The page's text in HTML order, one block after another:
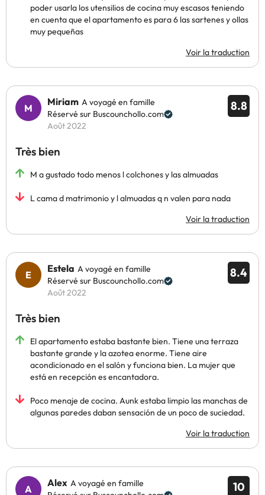
poder usarla los utensilios de cocina muy escasos teniendo
en cuenta que el apartamento es para 6 las sartenes y ollas
muy pequeñas
Voir la traduction
8.8
Miriam A voyagé en famille
Réservé sur Buscounchollo.com
Août 2022
Très bien
M a gustado todo menos l colchones y las almuadas
L cama d matrimonio y l almuadas q n valen para nada
Voir la traduction
8.4
Estela A voyagé en famille
Réservé sur Buscounchollo.com
Août 2022
Très bien
El apartamento estaba bastante bien. Tiene una terraza
bastante grande y la azotea enorme. Tiene aire
acondicionado en el salón y funciona bien. La mujer que
está en recepción es encantadora.
Poco menaje de cocina. Aunk estaba limpio las manchas de
algunas paredes daban sensación de un poco de suciedad.
Voir la traduction
10
Alex A voyagé en famille